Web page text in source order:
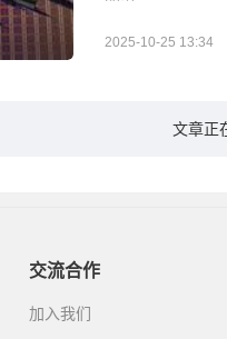
2025-10-25 13:34
文章正
交流合作
加入我们